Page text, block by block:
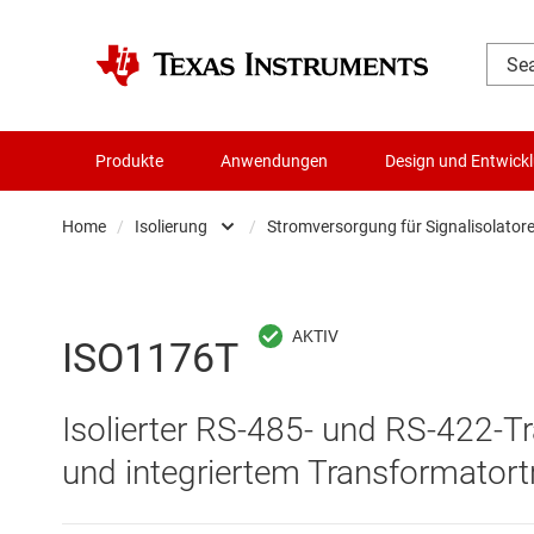
Produkte Anwendungen Design und
Home / Isolierung
Batteriemanagement-ICs
Die- & Wafer-Services
DLP-Produkte
/ Stromversorgung für
Isolierte
Isolierte Verstärker
ISO1176T
Isolierter RS-485- und RS-422-
und integriertem